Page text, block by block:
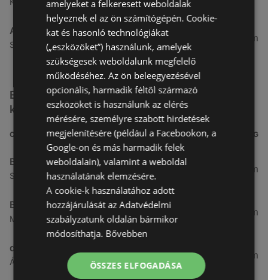
Alma Gyógyszertárak
Szabadság u. 31, 9431 Fertőd
27,8 km
Egyéb Kozmetikumok és Drogéria üzletek a
közelben
CÍM TÁVOLSÁG
Benu Gyógyszertárak
Soproni utca 18., 9423 Ágfalva
0,27 km
Benu Gyógyszertárak
Malompatak U.10, 9400 Sopron
2,55 km
dm
Ágfalvi út 4, 9400, 9400 Sopron
3,26 km
amelyeket a felkeresett weboldalak
helyeznek el az ön számítógépén. Cookie-
kat és hasonló technológiákat
(„eszközöket”) használunk, amelyek
szükségesek weboldalunk megfelelő
működéséhez. Az ön beleegyezésével
opcionális, harmadik féltől származó
eszközöket is használunk az elérés
mérésére, személyre szabott hirdetések
megjelenítésére (például a Facebookon, a
Google-on és más harmadik felek
weboldalain), valamint a weboldal
használatának elemzésére.
A cookie-k használatához adott
hozzájárulását az Adatvédelmi
szabályzatunk oldalán bármikor
módosíthatja. Bővebben
ÖSSZES ELFOGADÁSA